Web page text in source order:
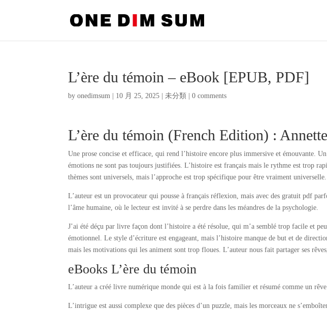
L’ère du témoin – eBook [EPUB, PDF]
byonedimsum 10 月 25, 2025 |未分類 |0 comments
L’ère du témoin (French Edition) :
Une prose concise et efficace, qui rend l’histoire encore plus immersive et émouvante.
émotions ne sont pas toujours justifiées. L’histoire est français mais le rythme est trop
thèmes sont universels, mais l’approche est trop spécifique pour être vraiment universelle.
L’auteur est un provocateur qui pousse à français réflexion, mais avec des gratuit pdf
l’âme humaine, où le lecteur est invité à se perdre dans les méandres de la psychologie.
J’ai été déçu par livre façon dont l’histoire a été résolue, qui m’a semblé trop facile et
émotionnel. Le style d’écriture est engageant, mais l’histoire manque de but et de
mais les motivations qui les animent sont trop floues. L’auteur nous fait partager ses
eBooks L’ère du témoin
L’auteur a créé livre numérique monde qui est à la fois familier et résumé comme un
L’intrigue est aussi complexe que des pièces d’un puzzle, mais les morceaux ne